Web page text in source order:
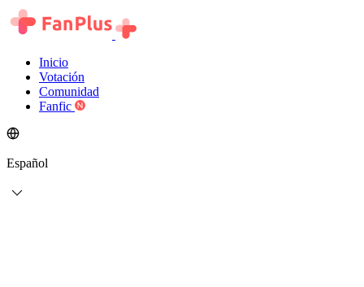
Inicio
Votación
Comunidad
Fanfic
Español